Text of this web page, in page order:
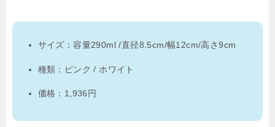
サイズ：容量290ml /直径8.5cm/幅12cm/高さ9cm
種類：ピンク / ホワイト
価格：1,936円